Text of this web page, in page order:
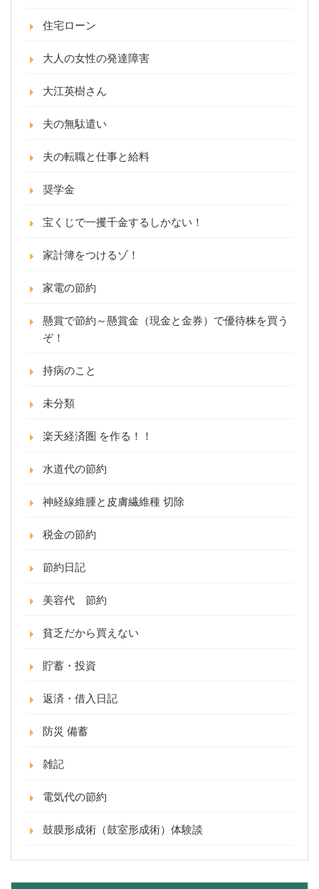
住宅ローン
大人の女性の発達障害
大江英樹さん
夫の無駄遣い
夫の転職と仕事と給料
奨学金
宝くじで一攫千金するしかない！
家計簿をつけるゾ！
家電の節約
懸賞で節約～懸賞金（現金と金券）で優待株を買う
ぞ！
持病のこと
未分類
楽天経済圏 を作る！！
水道代の節約
神経線維腫と皮膚繊維種 切除
税金の節約
節約日記
美容代 節約
貧乏だから買えない
貯蓄・投資
返済・借入日記
防災 備蓄
雑記
電気代の節約
鼓膜形成術（鼓室形成術）体験談